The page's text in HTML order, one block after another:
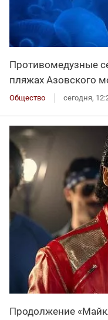
Противомедузные
пляжах Азовского
Общество сегодня,
Продолжение